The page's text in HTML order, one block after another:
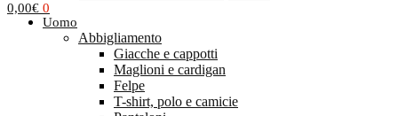
0,00€ 0
Uomo
Abbigliamento
Giacche e cappotti
Maglioni e cardigan
Felpe
T-shirt, polo e camicie